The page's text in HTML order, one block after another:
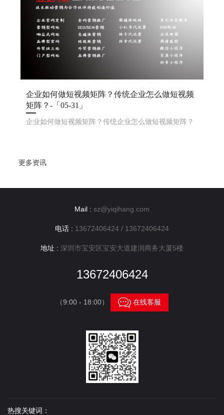
企业如何做短视频矩阵？传统企业怎么做短视频
矩阵？-「05-31」
企业如何做短视频矩阵？传统企业怎么做短视频矩阵？
更多资讯
Mail : sz@yiqihang.com
电话 : 13672406424 / 13672406424
地址 : 深圳市宝安区宝安大道建润商务大厦5楼
13672406424
（9:00 - 18:00） 在线客服
热搜关键词：